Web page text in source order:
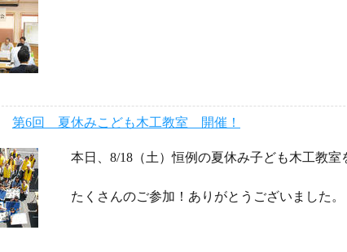
第6回 夏休みこども木工教室 開催！
本日、8/18（土）恒例の夏休み子ども木工教室
たくさんのご参加！ありがとうございました。